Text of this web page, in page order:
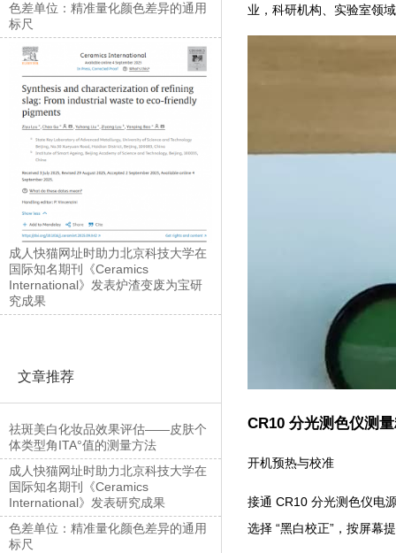
色差单位：精准量化颜色差异的通用
标尺
成人快猫网址时助力北京科技大学在
国际知名期刊《Ceramics
International》发表炉渣变废为宝研
究成果
文章推荐
祛斑美白化妆品效果评估——皮肤个
体类型角ITA°值的测量方法
成人快猫网址时助力北京科技大学在
国际知名期刊《Ceramics
International》发表研究成果
色差单位：精准量化颜色差异的通用
标尺
业，科研机构、实验室领
CR10 分光测色仪测
开机预热与校准
接通 CR10 分光测色仪电源
选择 “黑白校正”，按屏